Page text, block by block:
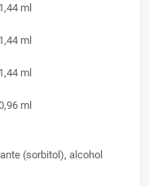
1,44 ml
1,44 ml
1,44 ml
ml
(sorbitol), alcohol